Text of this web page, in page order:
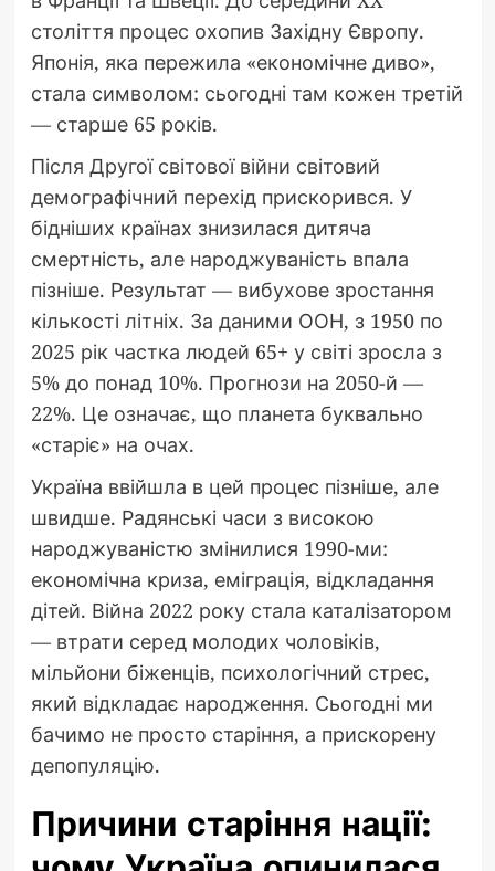
століття процес охопив Західну Європу.
Японія, яка пережила «економічне диво»,
стала символом: сьогодні там кожен третій
— старше 65 років.
Після Другої світової війни світовий
демографічний перехід прискорився. У
бідніших країнах знизилася дитяча
смертність, але народжуваність впала
пізніше. Результат — вибухове зростання
кількості літніх. За даними ООН, з 1950 по
2025 рік частка людей 65+ у світі зросла з
5% до понад 10%. Прогнози на 2050-й —
22%. Це означає, що планета буквально
«старіє» на очах.
Україна ввійшла в цей процес пізніше, але
швидше. Радянські часи з високою
народжуваністю змінилися 1990-ми:
економічна криза, еміграція, відкладання
дітей. Війна 2022 року стала каталізатором
— втрати серед молодих чоловіків,
мільйони біженців, психологічний стрес,
який відкладає народження. Сьогодні ми
бачимо не просто старіння, а прискорену
депопуляцію.
Причини старіння нації: